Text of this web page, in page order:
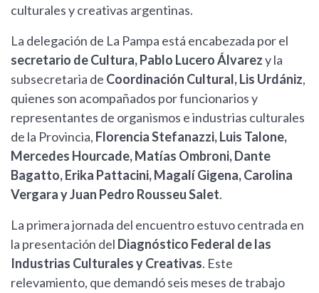
culturales y creativas argentinas.
La delegación de La Pampa está encabezada por el
secretario de Cultura, Pablo Lucero Álvarezy la
subsecretaria de Coordinación Cultural, Lis Urdániz,
quienes son acompañados por funcionarios y
representantes de organismos e industrias culturales
de la Provincia, Florencia Stefanazzi, Luis Talone,
Mercedes Hourcade, Matías Ombroni, Dante
Bagatto, Erika Pattacini, Magalí Gigena, Carolina
Vergara y Juan Pedro Rousseu Salet.
La primera jornada del encuentro estuvo centrada en
la presentación del Diagnóstico Federal de las
Industrias Culturales y Creativas. Este
relevamiento, que demandó seis meses de trabajo